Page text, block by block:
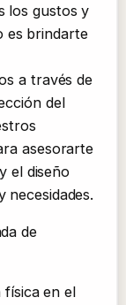
los gustos y
es brindarte
a través de
del
asesorarte
el diseño
necesidades.
de
física en el